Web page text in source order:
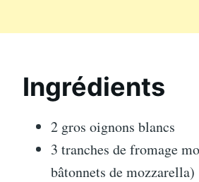
Ingrédients
2 gros oignons blancs
3 tranches de fromage
bâtonnets de mozzarella)